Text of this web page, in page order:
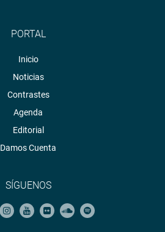
PORTAL
Inicio
Noticias
Contrastes
Agenda
Editorial
Damos Cuenta
SÍGUENOS